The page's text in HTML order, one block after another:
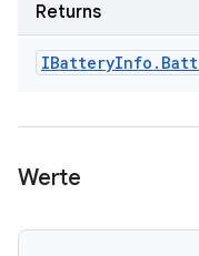
Returns
IBatteryInfo .
Werte